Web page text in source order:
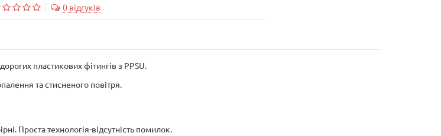
0 відгуків
пластикових фітингів з PPSU.
та стисненого повітря.
Проста технологія-відсутність помилок.